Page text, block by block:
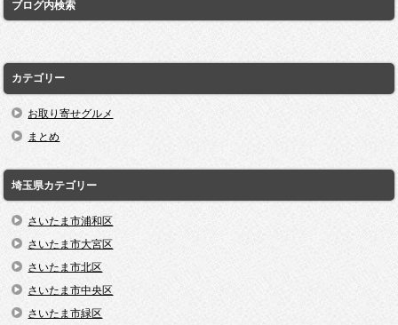
ブログ内検索
カテゴリー
お取り寄せグルメ
まとめ
埼玉県カテゴリー
さいたま市浦和区
さいたま市大宮区
さいたま市北区
さいたま市中央区
さいたま市緑区